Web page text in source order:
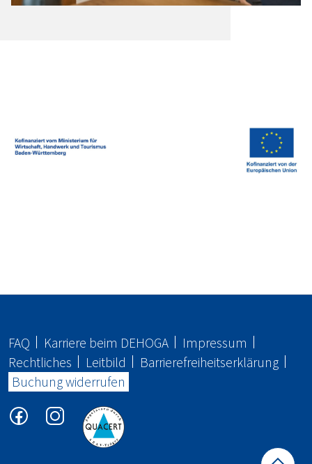
FAQ Karriere beim DEHOGA
Impressum
Rechtliches
Leitbild
Barrierefreiheitserklärung
Buchung widerrufen